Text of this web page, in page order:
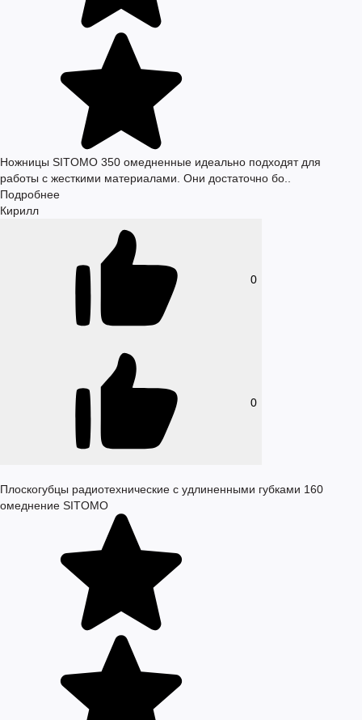
Ножницы SITOMO 350 омедненные идеально подходят для
работы с жесткими материалами. Они достаточно бо..
Подробнее
Кирилл
0
0
Плоскогубцы радиотехнические с удлиненными губками 160
омеднение SITOMO